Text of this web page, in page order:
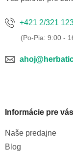
+421 2/321
Informácie pre vás
Naše predajne
Blog